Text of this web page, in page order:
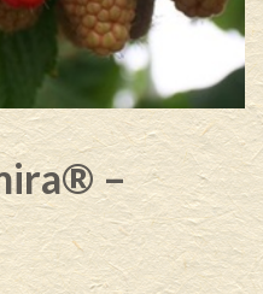
–